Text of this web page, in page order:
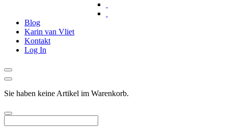
Blog
Karin van Vliet
Kontakt
Log In
Sie haben keine Artikel im Warenkorb.